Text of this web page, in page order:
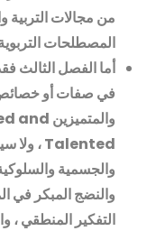
من مجالات التربية
المصطلحات
أما الفصل الثالث
في صفات أو
والمتميزين and
Talented، ولا
والجسمية
والنضج المبكر في
التفكير المنطقي ،